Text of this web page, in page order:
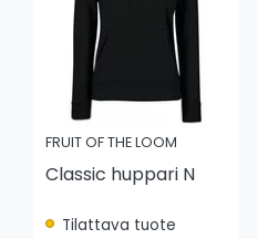
FRUIT OF THE LOOM
Classic huppari N
Tilattava tuote